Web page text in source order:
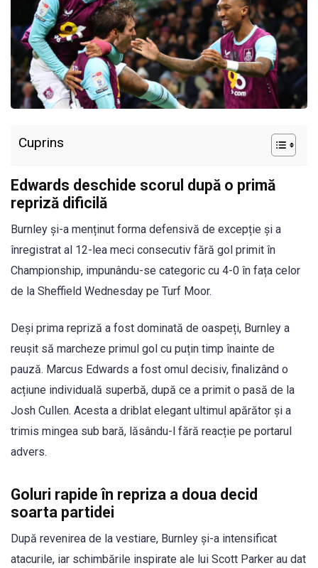
Cuprins
Edwards deschide scorul după o primă
repriză dificilă
Burnley și-a menținut forma defensivă de excepție și a
înregistrat al 12-lea meci consecutiv fără gol primit în
Championship, impunându-se categoric cu 4-0 în fața celor
de la Sheffield Wednesday pe Turf Moor.
Deși prima repriză a fost dominată de oaspeți, Burnley a
reușit să marcheze primul gol cu puțin timp înainte de
pauză. Marcus Edwards a fost omul decisiv, finalizând o
acțiune individuală superbă, după ce a primit o pasă de la
Josh Cullen. Acesta a driblat elegant ultimul apărător și a
trimis mingea sub bară, lăsându-l fără reacție pe portarul
advers.
Goluri rapide în repriza a doua decid
soarta partidei
După revenirea de la vestiare, Burnley și-a intensificat
atacurile, iar schimbările inspirate ale lui Scott Parker au dat